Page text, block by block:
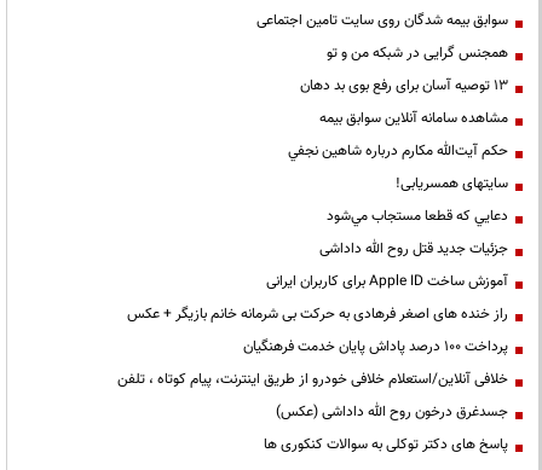
سوابق بیمه شدگان روی سایت تامین اجتماعی
همجنس گرایی در شبکه من و تو
13 توصیه آسان برای رفع بوی بد دهان
مشاهده سامانه آنلاين سوابق بیمه
حكم آيت‌الله مكارم درباره شاهين نجفي
سایتهای همسریابی!
دعايي كه قطعا مستجاب مي‌شود
جزئیات جدید قتل روح الله داداشی
آموزش ساخت Apple ID برای کاربران ایرانی
راز خنده های اصغر فرهادی به حرکت بی شرمانه خانم بازیگر + عکس
پرداخت ۱۰۰ درصد پاداش پایان خدمت فرهنگیان
خلافی آنلاین/استعلام خلافی خودرو از طریق اینترنت، پیام کوتاه ، تلفن
جسدغرق درخون روح الله داداشی (عکس)
پاسخ های دکتر توکلی به سوالات کنکوری ها